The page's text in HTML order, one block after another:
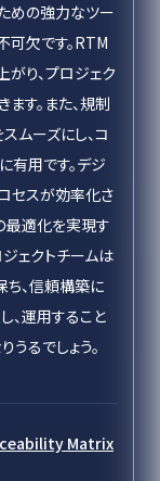
めの強力なツー
可欠です。RTM
り、プロジェク
す。また、規制
ムーズにし、コ
有用です。デジ
セスが効率化さ
最適化を実現す
ェクトチームは
、信頼構築に
、運用すること
るでしょう。
Matrix